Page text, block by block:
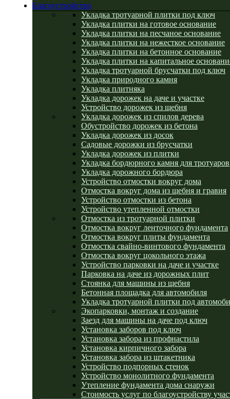
Благоустройство
Укладка тротуарной плитки под ключ
Укладка плитки на готовое основание
Укладка плитки на песчаное основание
Укладка плитки на нежесткое основание
Укладка плитки на бетонное основание
Укладка плитки на капитальное
Укладка тротуарной брусчатки под ключ
Укладка природного камня
Укладка плитняка
Укладка дорожек на даче и участке
Устройство дорожек из щебня
Укладка дорожек из спилов дерева
Обустройство дорожек из бетона
Укладка дорожек из досок
Садовые дорожки из брусчатки
Укладка дорожек из плитки
Укладка бордюрного камня для тротуаров
Укладка дорожного бордюра
Устройство отмостки вокруг дома
Отмостка вокруг дома из щебня и гравия
Устройство отмостки из бетона
Устройство утепленной отмостки
Отмостка из тротуарной плитки
Отмостка вокруг ленточного фундамента
Отмостка вокруг плиты фундамента
Отмостка свайно-винтового фундамента
Отмостка вокруг цокольного этажа
Устройство парковки на даче и участке
Парковка на даче из дорожных плит
Стоянка для машины из щебня
Бетонная площадка для автомобиля
Укладка тротуарной плитки под
Экопарковки, монтаж и создание
Заезд для машины на даче под ключ
Установка заборов под ключ
Установка забора из профнастила
Установка кирпичного забора
Установка забора из штакетника
Устройство подпорных стенок
Устройство монолитного фундамента
Утепление фундамента дома снаружи
Стоимость услуг по благоустройству